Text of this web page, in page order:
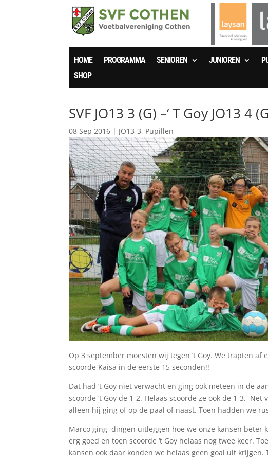
HOME PROGRAMMA SENIOREN JUNIOREN
SHOP
SVF JO13 3 (G) –‘ T Goy JO13 4
08 Sep 2016 | JO13-3, Pupillen
Op 3 september moesten wij tegen ‘t Goy. We trapten
scoorde Kaisa in de eerste 15 seconden!!
Dat had ‘t Goy niet verwacht en ging ook meteen in de
scoorde ‘t Goy de 1-2. Helaas scoorde ze ook de 1-3.
alleen hij ging of op de paal of naast. Toen hadden we
Marco ging dingen uitleggen hoe we onze kansen
erg goed en toen scoorde ‘t Goy helaas nog twee keer.
kansen ook daar konden we helaas geen goal uit